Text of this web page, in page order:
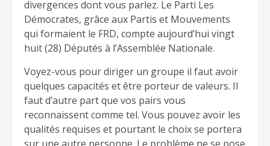
divergences dont vous parlez. Le Parti Les
Démocrates, grâce aux Partis et Mouvements
qui formaient le FRD, compte aujourd’hui vingt
huit (28) Députés à l’Assemblée Nationale.
Voyez-vous pour diriger un groupe il faut avoir
quelques capacités et être porteur de valeurs. Il
faut d’autre part que vos pairs vous
reconnaissent comme tel. Vous pouvez avoir les
qualités requises et pourtant le choix se portera
sur une autre personne. Le problème ne se pose